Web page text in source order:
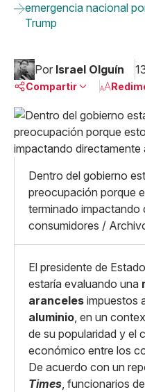
emergencia nacional
Trump
Por Israel Olguín
Compartir
Linkedin
Facebook
X
Whatsapp
Copiar enlace
Dentro del gobierno
preocupación porque
terminado impactando
consumidores /
El presidente de
estaría evaluando una
aranceles impuestos
aluminio, en un
de su popularidad y el
económico entre los
De acuerdo con un
Times, funcionarios